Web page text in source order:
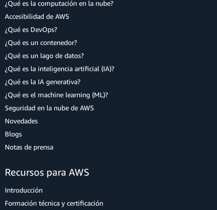
¿Qué es la computación en la nube?
Accesibilidad de AWS
¿Qué es DevOps?
¿Qué es un contenedor?
¿Qué es un lago de datos?
¿Qué es la inteligencia artificial (IA)?
¿Qué es la IA generativa?
¿Qué es el machine learning (ML)?
Seguridad en la nube de AWS
Novedades
Blogs
Notas de prensa
Recursos para AWS
Introducción
Formación técnica y certificación